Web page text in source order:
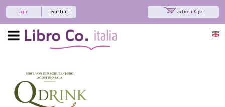
articoli: 0 pz.
registrati
login